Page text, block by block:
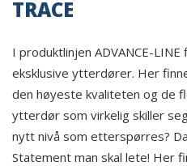
TRACE
I produktlinjen ADVANCE-
eksklusive ytterdører. Her
den høyeste kvaliteten og de
ytterdør som virkelig skiller
nytt nivå som etterspørres?
Statement man skal lete! Her